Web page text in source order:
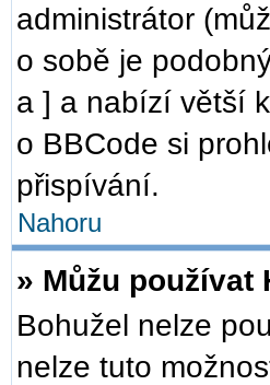
administrátor
o sobě je
a ] a nabízí větší
o BBCode si
přispívání.
Nahoru
» Můžu používat
Bohužel nelze
nelze tuto